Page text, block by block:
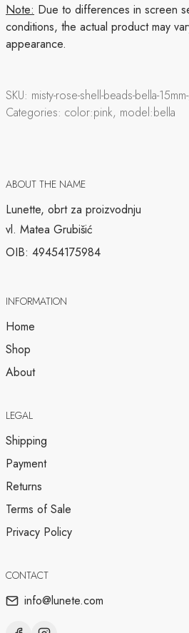
Note: Due to differences in screen
conditions, the actual product may
appearance.
SKU: misty-rose-shell-beads-bella-
Categories: color:pink, model:bella
ABOUT THE NAME
Lunette, obrt za proizvodnju
vl. Matea Grubišić
OIB: 49454175984
INFORMATION
Home
Shop
About
LEGAL
Shipping
Payment
Returns
Terms of Sale
Privacy Policy
CONTACT
info@lunete.com